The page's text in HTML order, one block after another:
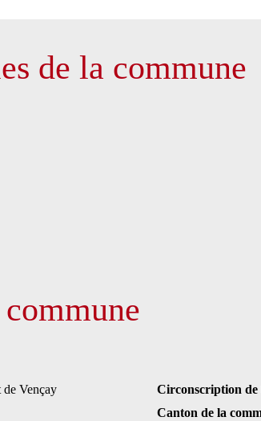
de la commune
de Vençay
Circonscription de
Canton de la